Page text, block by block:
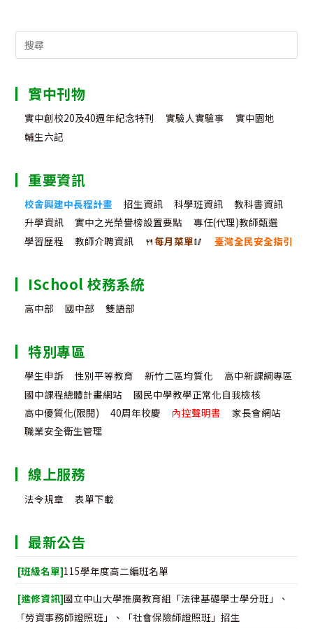
會
特
絮]
照
Search
for:
實中刊物
實中創校20及40週年紀念特刊 實驗人實驗事
實中園地
輔生六記
重要資訊
校舍興建中長程計畫 招生資訊 科學班資訊
教科書資訊
升學資訊
實中之光榮譽榜設置要點
專任(代理)教師甄選
學習歷程
教師介聘資訊 🍴每月菜單🥢 臺灣全民安全指引
ISchool 校務系統
高中部 國中部 雙語部
特別專區
學生申訴 性別平等教育 新竹二區均質化
高中新課綱專區
國中課程總體計畫網站
國民中學教學正常化自我檢核
高中優質化(限閱)
40周年校慶 內控聲明書
家長會網站
職業安全衛生管理
線上服務
法令規章 表單下載
最新公告
[班級名單]115學年度高二編班名單
[進修資訊]國立中山大學推廣教育組「法律基礎學士學分班」、
「勞資事務師證照班」、「社會保險師證照班」招生